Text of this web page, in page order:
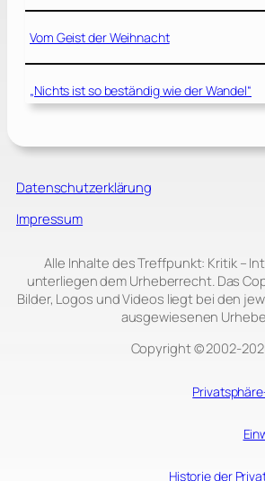
Vom Geist der Weihnacht
„Nichts ist so beständig wie der Wandel“
Datenschutzerklärung
Impressum
Alle Inhalte des Treffpunkt: Kritik –
unterliegen dem Urheberrecht. Das
Bilder, Logos und Videos liegt bei den
ausgewiesenen
Copyright ©
Historie der